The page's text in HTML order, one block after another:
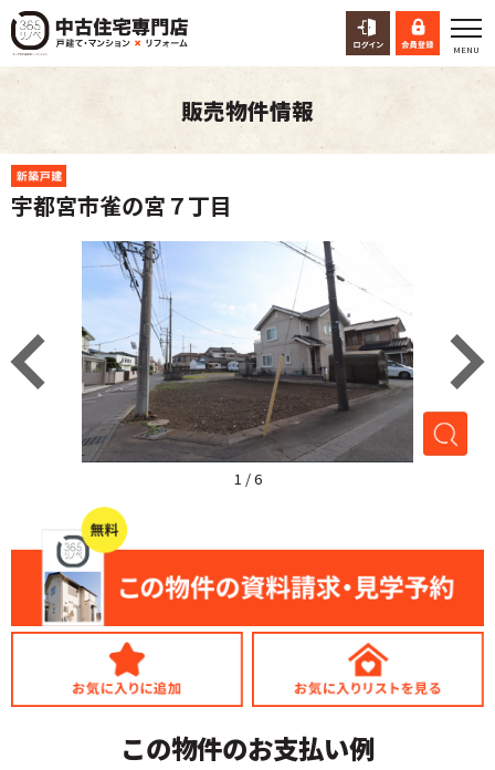
販売物件情報
宇都宮市雀の宮７丁目
1 /6
この物件のお支払い例